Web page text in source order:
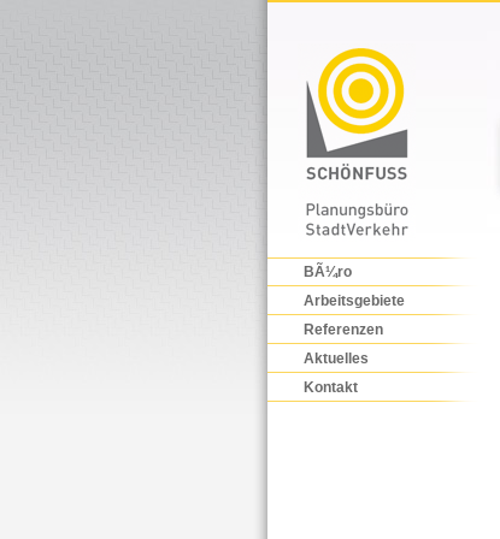
BÃ¼ro
Arbeitsgebiete
Referenzen
Aktuelles
Kontakt